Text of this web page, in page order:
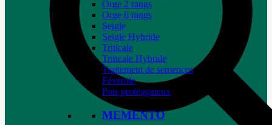
Orge 2 rangs
Orge 6 rangs
Seigle
Seigle Hybride
Triticale
Triticale Hybride
Traitement de semences
Féverole
Pois protéagineux
MEMENTO